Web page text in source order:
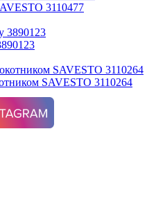
3110477
SAVESTO 3110264